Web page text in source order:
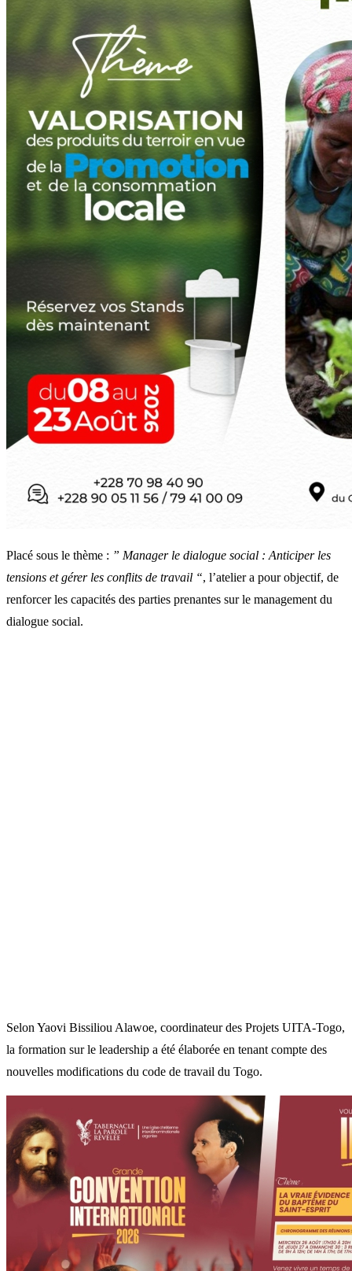
Placé sous le thème : ” Manager le dialogue social : Anticiper les
tensions et gérer les conflits de travail “, l’atelier a pour objectif, de
renforcer les capacités des parties prenantes sur le management du
dialogue social.
Selon Yaovi Bissiliou Alawoe, coordinateur des Projets UITA-Togo,
la formation sur le leadership a été élaborée en tenant compte des
nouvelles modifications du code de travail du Togo.